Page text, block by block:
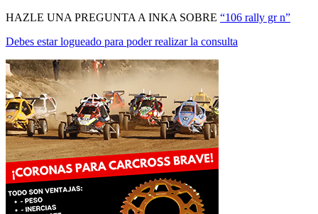
HAZLE UNA PREGUNTA A INKA SOBRE “106 rally gr n”
Debes estar logueado para poder realizar la consulta